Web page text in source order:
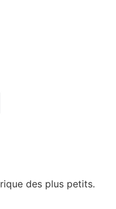
des plus petits.